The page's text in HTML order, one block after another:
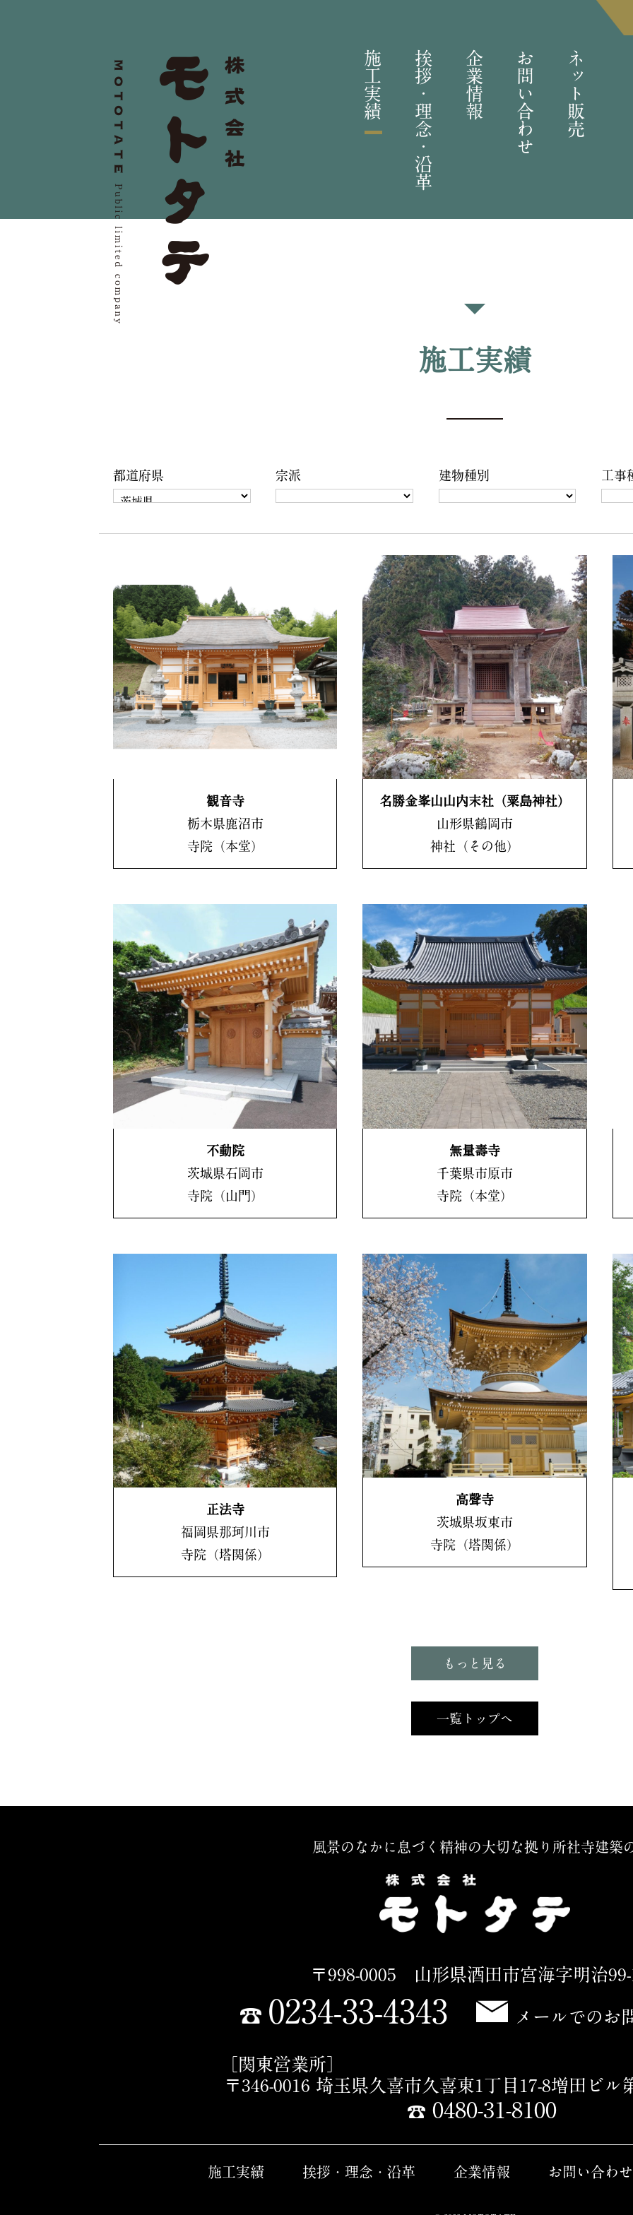
施工実績 挨拶・理念・沿革 企業情報 お問い合わせ ネット販売
施工実績
都道府県 宗派 建物種別 工事
観音寺
栃木県鹿沼市
寺院（本堂）
名勝金峯山山内末社（粟島神社）
山形県鶴岡市
神社（その他）
不動院
茨城県石岡市
寺院（山門）
無量壽寺
千葉県市原市
寺院（本堂）
正法寺
福岡県那珂川市
寺院（塔関係）
高聲寺
茨城県坂東市
寺院（塔関係）
もっと見る
一覧トップへ
風景のなかに息づく精神の大切な拠り所社寺建築
〒998-0005 山形県酒田市宮海字明治99-
0234-33-4343 メールでのお
［関東営業所］
〒346-0016 埼玉県久喜市久喜東1丁目17-8増田ビル
0480-31-8100
施工実績 挨拶・理念・沿革 企業情報 お問い合わせ